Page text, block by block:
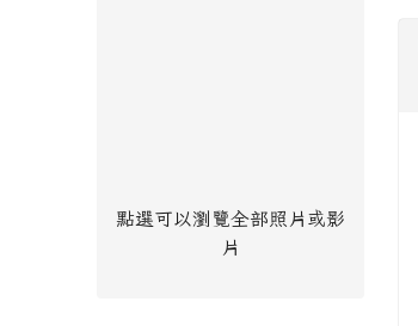
點選可以瀏覽全部照片或影
片